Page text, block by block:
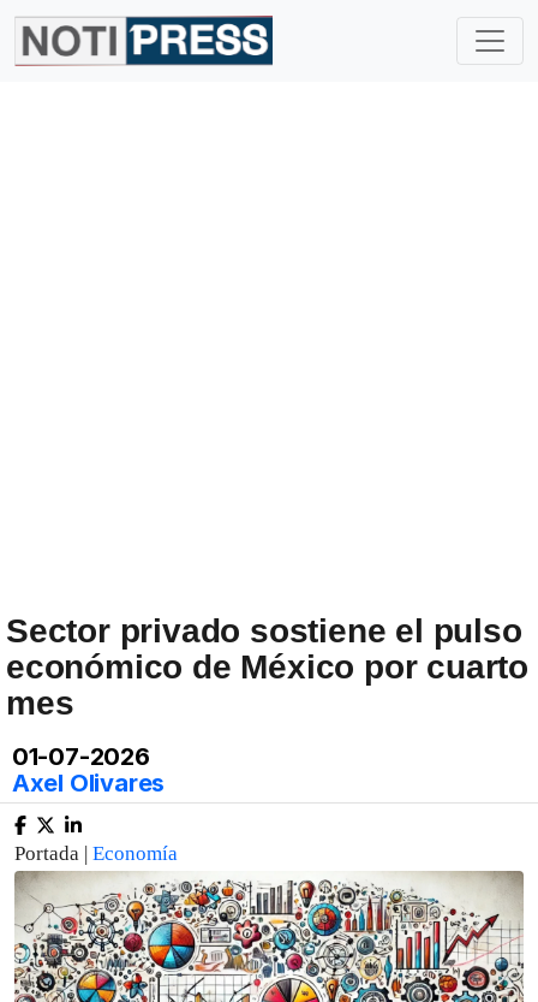
Sector privado sostiene el pulso
económico de México por cuarto
mes
01-07-2026
Axel Olivares
Portada | Economía